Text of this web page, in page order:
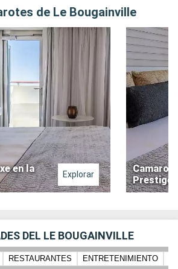
de Le Bougainville
en la
Explorar
Prestige
DEL LE BOUGAINVILLE
RESTAURANTES ENTRETENIMIENTO